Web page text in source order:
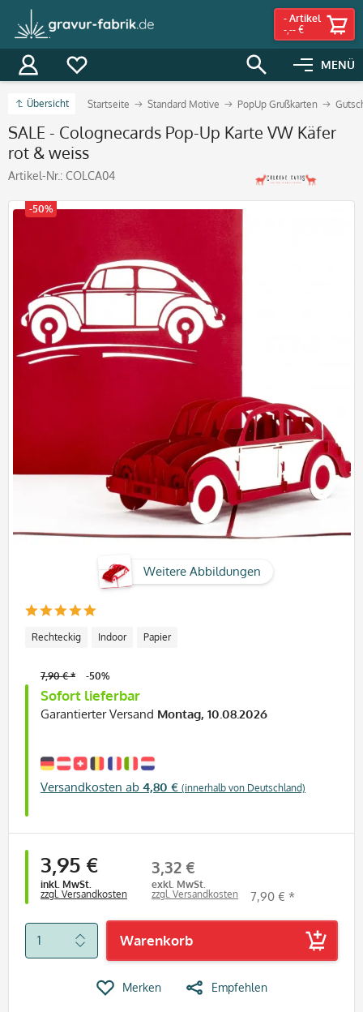
MENÜ
- Artikel
-,-- €
Übersicht Startseite Standard Motive PopUp Grußkarten
SALE - Colognecards Pop-Up Karte VW Käfer
rot & weiss
Artikel-Nr.: COLCA04
Weitere Abbildungen
-50%
Rechteckig Indoor Papier
Sofort lieferbar
Garantierter Versand Montag, 10.08.2026
Versandkosten ab 4,80 € (innerhalb von Deutschland)
7,90 € * -50%
3,95 €
inkl. MwSt.
zzgl. Versandkosten
3,32 €
exkl. MwSt.
zzgl. Versandkosten
7,90 € *
Warenkorb
Merken Empfehlen